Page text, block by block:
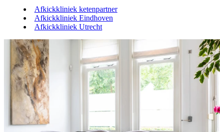
Afkickkliniek ketenpartner
Afkickkliniek Eindhoven
Afkickkliniek Utrecht